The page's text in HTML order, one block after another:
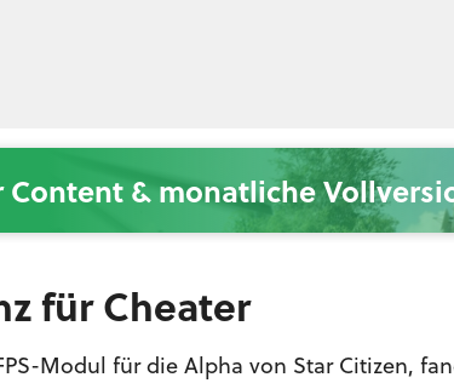
Content & monatliche
für Cheater
Modul für die Alpha von Star Citizen,